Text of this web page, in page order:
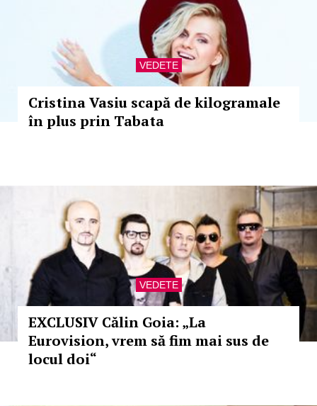
VEDETE
Cristina Vasiu scapă de kilogramale
în plus prin Tabata
VEDETE
EXCLUSIV Călin Goia: „La
Eurovision, vrem să fim mai sus de
locul doi“